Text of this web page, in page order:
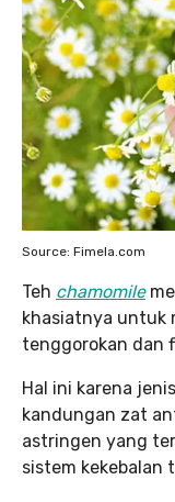
Source: Fimela.com
Teh chamomile
khasiatnya untuk
tenggorokan dan
Hal ini karena
kandungan zat
astringen yang
sistem kekebalan